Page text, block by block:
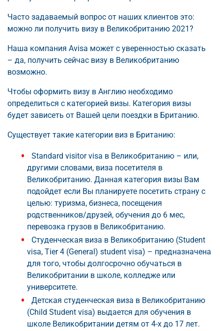
Часто задаваемый вопрос от наших клиентов это:
можно ли получить визу в Великобританию 2021?
Наша компания Avisa может с уверенностью сказать
– да, получить сейчас визу в Великобританию
возможно.
Чтобы оформить визу в Англию необходимо
определиться с категорией визы. Категория визы
будет зависеть от Вашей цели поездки в Британию.
Существует такие категории виз в Британию:
Standard visitor visa в Великобританию – или,
другими словами, виза посетителя в
Великобританию. Данная категория визы Вам
подойдет если Вы планируете посетить страну с
целью: туризма, бизнеса, посещения
родственников/друзей, обучения до 6 мес,
перевозка грузов в Великобританию.
Студенческая виза в Великобританию (Student
visa, Tier 4 (General) student visa) – предназначена
для того, чтобы долгосрочно обучаться в
Великобритании в школе, колледже или
университете.
Детская студенческая виза в Великобританию
(Child Student visa) выдается для обучения в
школе Великобритании детям от 4-х до 17 лет.